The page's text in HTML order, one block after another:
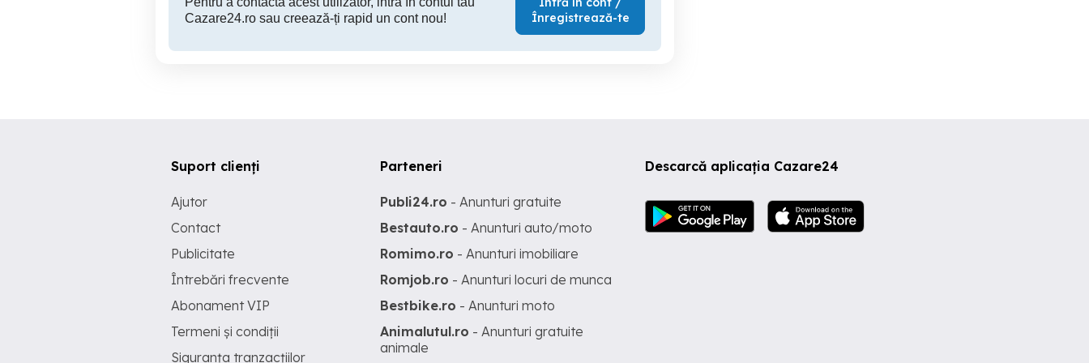
Cazare24.ro sau creează-ți rapid un cont nou!
Înregistrează-te
Descarcă aplicația Cazare24
Suport clienți
Ajutor
Contact
Publicitate
Întrebări frecvente
Abonament VIP
Termeni și condiții
Siguranța tranzacțiilor
Parteneri
Publi24.ro - Anunturi gratuite
Bestauto.ro - Anunturi auto/moto
Romimo.ro - Anunturi imobiliare
Romjob.ro - Anunturi locuri de munca
Bestbike.ro - Anunturi moto
Animalutul.ro - Anunturi gratuite
animale